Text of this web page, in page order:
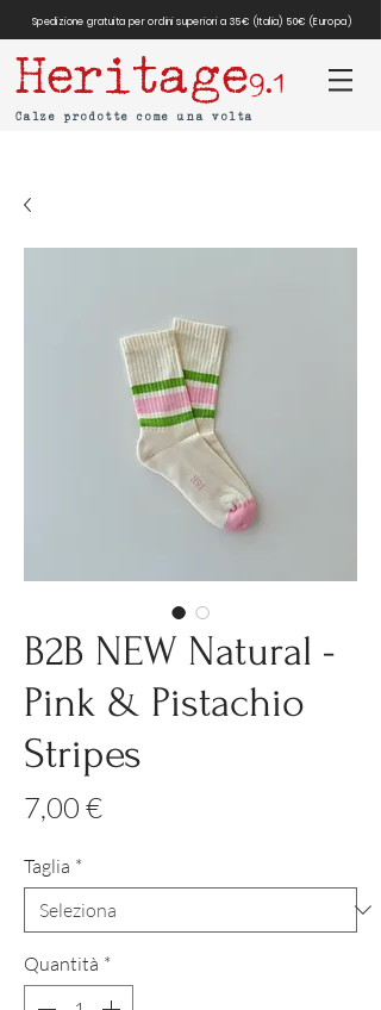
Spedizione gratuita per ordini superiori a 35€ (Italia) 50€ (Europa)
Heritage9.1
Calze prodotte come una volta
B2B NEW Natural -
Pink & Pistachio
Stripes
7,00 €Prezzo
Taglia *
Quantità *